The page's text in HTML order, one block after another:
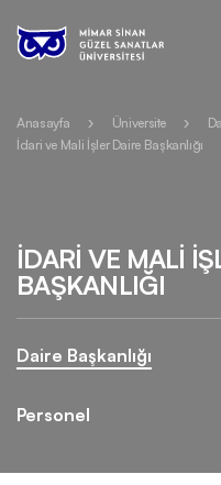
Anasayfa Üniversite
İdari ve Mali İşler Daire Başkanlığı
İDARİ VE MALİ
BAŞKANLIĞI
Daire Başkanlığı
Personel